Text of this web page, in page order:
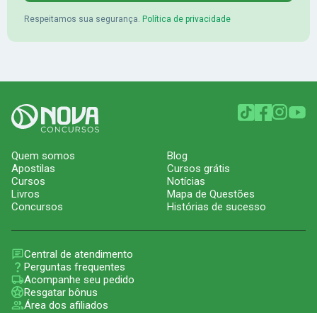
Respeitamos sua segurança. Política de privacidade
Quem somos
Apostilas
Cursos
Livros
Concursos
Blog
Cursos grátis
Notícias
Mapa de Questões
Histórias de sucesso
Central de atendimento
Perguntas frequentes
Acompanhe seu pedido
Resgatar bônus
Área dos afiliados